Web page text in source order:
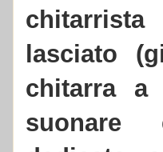
lasciato
chitarra